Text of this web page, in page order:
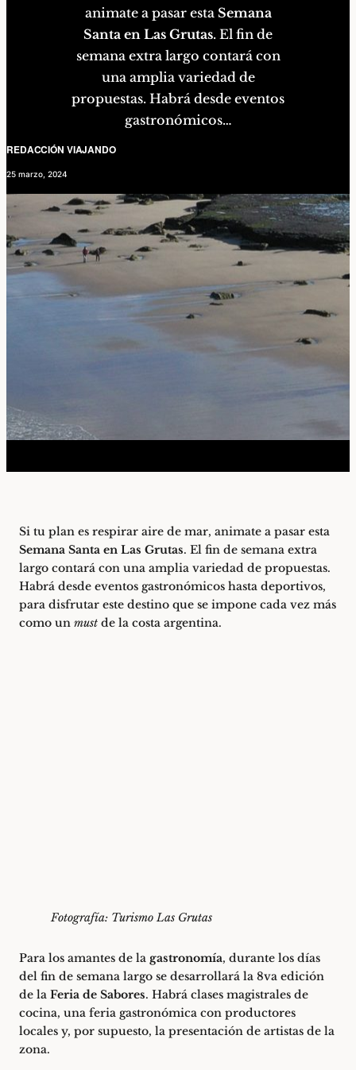
animate a pasar esta Semana
Santa en Las Grutas. El fin de
semana extra largo contará con
una amplia variedad de
propuestas. Habrá desde eventos
gastronómicos…
REDACCIÓN VIAJANDO
25 marzo, 2024
Si tu plan es respirar aire de mar, animate a pasar esta
Semana Santa en Las Grutas. El fin de semana extra
largo contará con una amplia variedad de propuestas.
Habrá desde eventos gastronómicos hasta deportivos,
para disfrutar este destino que se impone cada vez más
como un must de la costa argentina.
Fotografía: Turismo Las Grutas
Para los amantes de la gastronomía, durante los días
del fin de semana largo se desarrollará la 8va edición
de la Feria de Sabores. Habrá clases magistrales de
cocina, una feria gastronómica con productores
locales y, por supuesto, la presentación de artistas de la
zona.